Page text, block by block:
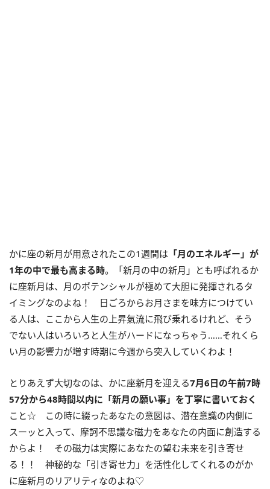
かに座の新月が用意されたこの1週間は 「月のエネルギー」が
1年の中で最も高まる時。「新月の中の新月」とも呼ばれるか
に座新月は、月のポテンシャルが極めて大胆に発揮されるタ
イミングなのよね！ 日ごろからお月さまを味方につけてい
る人は、ここから人生の上昇氣流に飛び乗れるけれど、そう
でない人はいろいろと人生がハードになっちゃう……それくら
い月の影響力が増す時期に今週から突入していくわよ！
とりあえず大切なのは、かに座新月を迎える7月6日の午前7時
57分から48時間以内に「新月の願い事」を丁寧に書いておく
こと☆ この時に綴ったあなたの意図は、潜在意識の内側に
スーッと入って、摩訶不思議な磁力をあなたの内面に創造する
からよ！ その磁力は実際にあなたの望む未来を引き寄せ
る！！ 神秘的な「引き寄せ力」を活性化してくれるのがか
に座新月のリアリティなのよね♡